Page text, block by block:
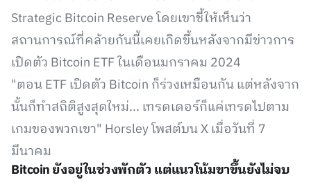
Strategic Bitcoin Reserve โดยเขาชี้ให้เห็นว่า
สถานการณ์ที่คล้ายกันนี้เคยเกิดขึ้นหลังจากมีข่าวการ
เปิดตัว Bitcoin ETF ในเดือนมกราคม 2024
"ตอน ETF เปิดตัว Bitcoin ก็ร่วงเหมือนกัน แต่หลังจาก
นั้นก็ทำสถิติสูงสุดใหม่... เทรดเดอร์ก็แค่เทรดไปตาม
เกมของพวกเขา" Horsley โพสต์บน X เมื่อวันที่ 7
มีนาคม
Bitcoin ยังอยู่ในช่วงพักตัว แต่แนวโน้มขาขึ้นยังไม่จบ